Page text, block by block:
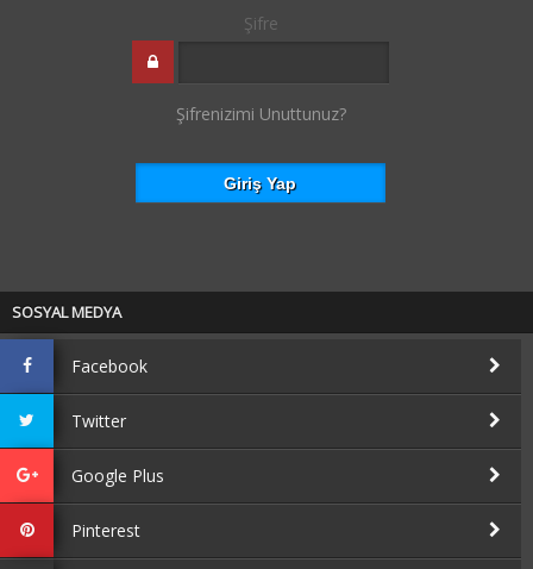
Şifre
Şifrenizimi Unuttunuz?
SOSYAL MEDYA
Facebook
Twitter
Google Plus
Pinterest